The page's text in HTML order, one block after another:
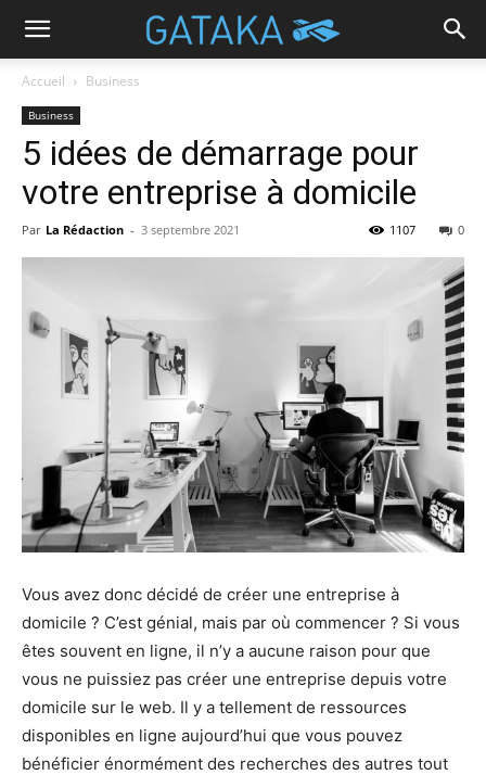
Accueil Business
Business
5 idées de démarrage pour
votre entreprise à domicile
Par La Rédaction - 3 septembre 2021 0
1107
Vous avez donc décidé de créer une entreprise à
domicile ? C’est génial, mais par où commencer ? Si vous
êtes souvent en ligne, il n’y a aucune raison pour que
vous ne puissiez pas créer une entreprise depuis votre
domicile sur le web. Il y a tellement de ressources
disponibles en ligne aujourd’hui que vous pouvez
bénéficier énormément des recherches des autres tout